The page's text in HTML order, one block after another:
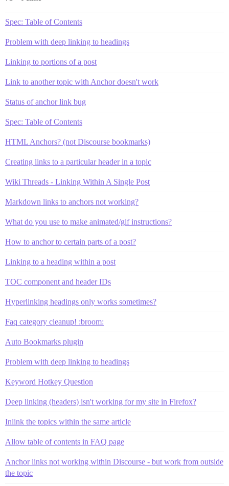
Spec: Table of Contents
Problem with deep linking to headings
Linking to portions of a post
Link to another topic with Anchor doesn't work
Status of anchor link bug
Spec: Table of Contents
HTML Anchors? (not Discourse bookmarks)
Creating links to a particular header in a topic
Wiki Threads - Linking Within A Single Post
Markdown links to anchors not working?
What do you use to make animated/gif instructions?
How to anchor to certain parts of a post?
Linking to a heading within a post
TOC component and header IDs
Hyperlinking headings only works sometimes?
Faq category cleanup! :broom:
Auto Bookmarks plugin
Problem with deep linking to headings
Keyword Hotkey Question
Deep linking (headers) isn't working for my site in Firefox?
Inlink the topics within the same article
Allow table of contents in FAQ page
Anchor links not working within Discourse - but work from outside
the topic